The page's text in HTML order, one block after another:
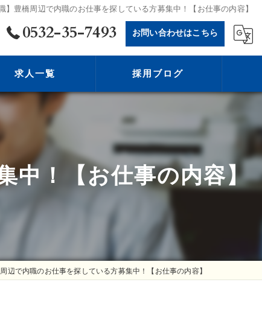
職】豊橋周辺で内職のお仕事を探している方募集中！【お仕事の内容】
0532-35-7493 お問い合わせはこちら
求人一覧 採用ブログ
中！【お仕事の内容】
周辺で内職のお仕事を探している方募集中！【お仕事の内容】